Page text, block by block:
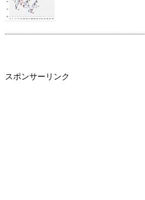
スポンサーリンク